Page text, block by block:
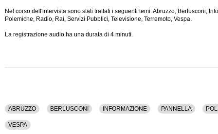
Nel corso dell'intervista sono stati trattati i seguenti temi: Abruzzo, Berlusconi,
Polemiche, Radio, Rai, Servizi Pubblici, Televisione, Terremoto, Vespa.
La registrazione audio ha una durata di 4 minuti.
ABRUZZO BERLUSCONI INFORMAZIONE PANNELLA
VESPA